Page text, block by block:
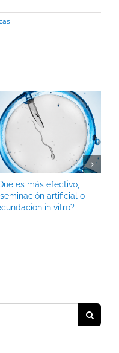
es más efectivo,
artificial o
in vitro?